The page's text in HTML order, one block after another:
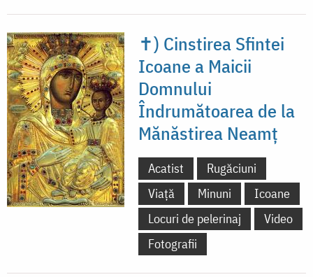
✝) Cinstirea Sfintei
Icoane a Maicii
Domnului
Îndrumătoarea de la
Mănăstirea Neamț
Acatist
Rugăciuni
Viață
Minuni
Icoane
Locuri de pelerinaj
Video
Fotografii